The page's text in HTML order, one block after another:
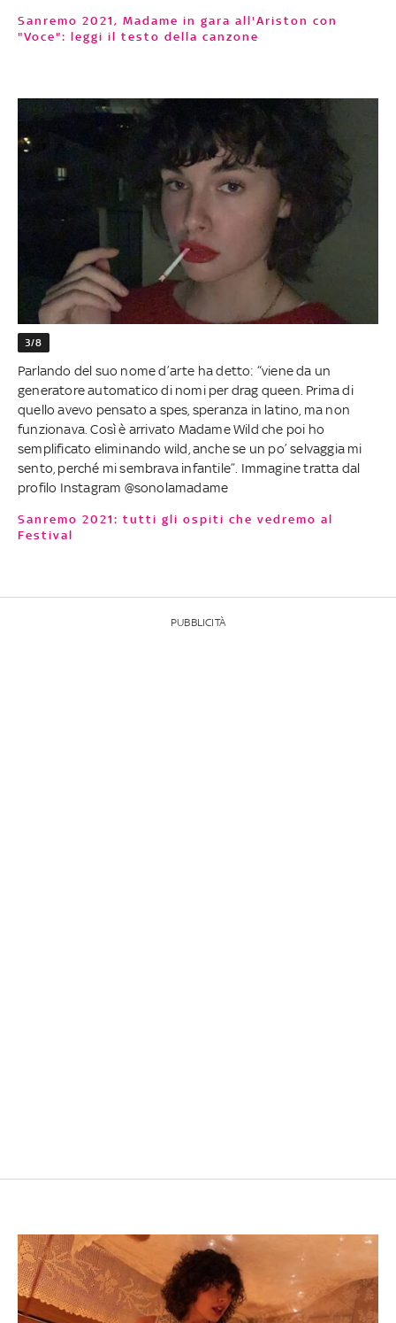
Sanremo 2021, Madame in gara all'Ariston con
"Voce": leggi il testo della canzone
3/8
Parlando del suo nome d’arte ha detto: “viene da un
generatore automatico di nomi per drag queen. Prima di
quello avevo pensato a spes, speranza in latino, ma non
funzionava. Così è arrivato Madame Wild che poi ho
semplificato eliminando wild, anche se un po’ selvaggia mi
sento, perché mi sembrava infantile”. Immagine tratta dal
profilo Instagram @sonolamadame
Sanremo 2021: tutti gli ospiti che vedremo al
Festival
PUBBLICITÀ